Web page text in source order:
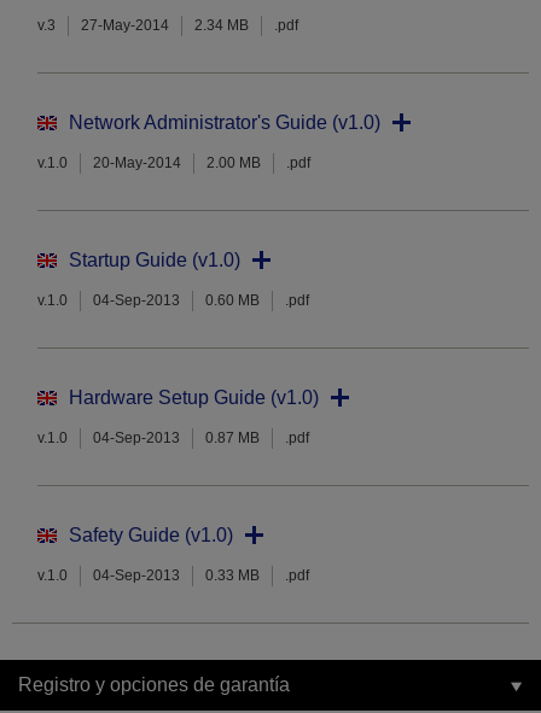
v.3 27-May-2014 2.34 MB .pdf
Network Administrator's Guide (v1.0)
v.1.0 20-May-2014 2.00 MB .pdf
Startup Guide (v1.0)
v.1.0 04-Sep-2013 0.60 MB .pdf
Hardware Setup Guide (v1.0)
v.1.0 04-Sep-2013 0.87 MB .pdf
Safety Guide (v1.0)
v.1.0 04-Sep-2013 0.33 MB .pdf
Registro y opciones de garantía